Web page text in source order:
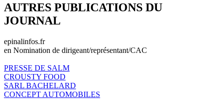
AUTRES PUBLICATIONS DU
JOURNAL
epinalinfos.fr
en Nomination de dirigeant/représentant/CAC
PRESSE DE SALM
CROUSTY FOOD
SARL BACHELARD
CONCEPT AUTOMOBILES